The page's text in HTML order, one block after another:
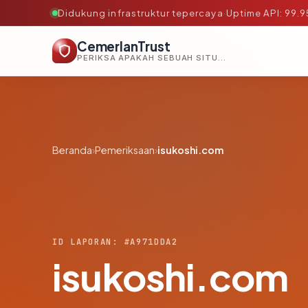
Didukung infrastruktur tepercaya·Uptime API:
CemerlanTrust
PERIKSA APAKAH SEBUAH SITUS AMAN, TEPERCAYA, DAN TERVERIFIKASI DALAM HITUNGAN DETIK.
Beranda›Pemeriksaan›isukoshi.com
ID LAPORAN: #A971DDA2
isukoshi.com